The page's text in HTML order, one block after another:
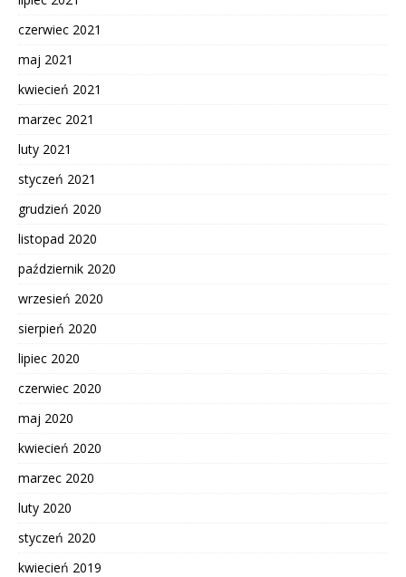
czerwiec 2021
maj 2021
kwiecień 2021
marzec 2021
luty 2021
styczeń 2021
grudzień 2020
listopad 2020
październik 2020
wrzesień 2020
sierpień 2020
lipiec 2020
czerwiec 2020
maj 2020
kwiecień 2020
marzec 2020
luty 2020
styczeń 2020
kwiecień 2019